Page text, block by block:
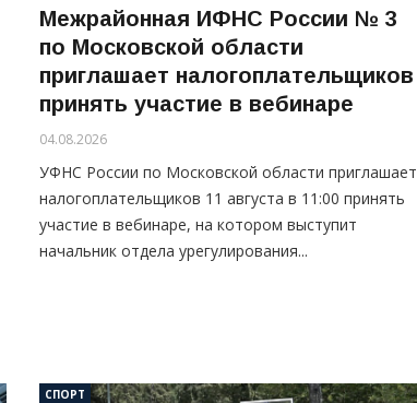
Межрайонная ИФНС России № 3
по Московской области
приглашает налогоплательщиков
принять участие в вебинаре
04.08.2026
УФНС России по Московской области приглашает
налогоплательщиков 11 августа в 11:00 принять
участие в вебинаре, на котором выступит
начальник отдела урегулирования...
СПОРТ